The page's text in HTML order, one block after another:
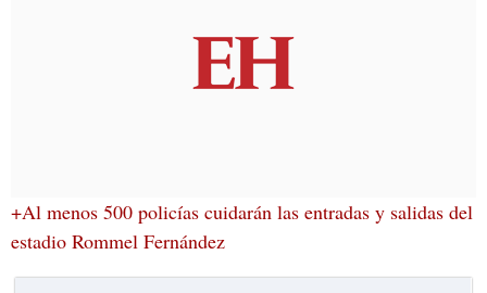
+Al menos 500 policías cuidarán las entradas y salidas del
estadio Rommel Fernández